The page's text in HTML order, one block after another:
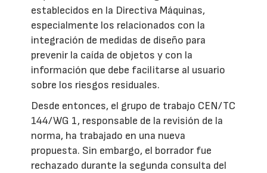
establecidos en la Directiva Máquinas,
especialmente los relacionados con la
integración de medidas de diseño para
prevenir la caída de objetos y con la
información que debe facilitarse al usuario
sobre los riesgos residuales.
Desde entonces, el grupo de trabajo CEN/TC
144/WG 1, responsable de la revisión de la
norma, ha trabajado en una nueva
propuesta. Sin embargo, el borrador fue
rechazado durante la segunda consulta del